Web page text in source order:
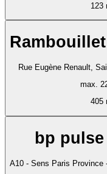
123
Rue Eugène Renault,
max.
405
bp
A10 - Sens Paris Province